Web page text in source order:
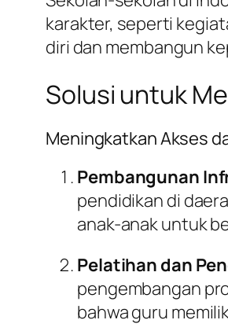
karakter, seperti
diri dan membangun
Solusi untuk
Meningkatkan Akses
Pembangunan
pendidikan di
anak-anak untuk
Pelatihan dan
pengembangan
bahwa guru